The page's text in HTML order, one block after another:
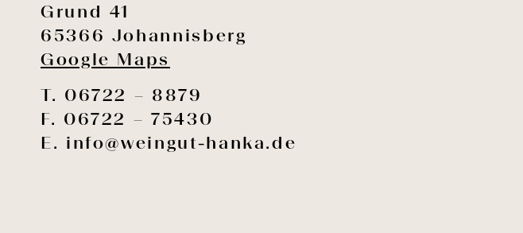
Grund 41
65366 Johannisberg
Google Maps
T. 06722 – 8879
F. 06722 – 75430
E. info@weingut-hanka.de